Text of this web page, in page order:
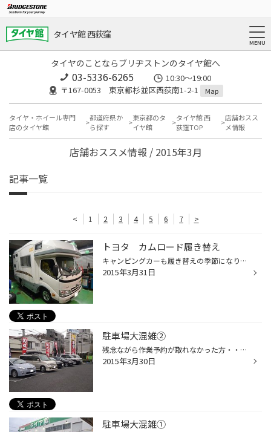
タイヤ館 西荻窪
タイヤのことならブリヂストンのタイヤ館へ
03-5336-6265
10:30～19:00
〒167-0053 東京都杉並区西荻南1-2-1
Map
タイヤ・ホイール専門
店のタイヤ館
都道府県か
ら探す
東京都のタ
イヤ館
タイヤ館 西
荻窪TOP
店舗おスス
メ情報
店舗おススメ情報 / 2015年3月
記事一覧
< 1 2 3 4 5 6 7 >
トヨタ カムロード履き替え
キャンピングカーも履き替えの季節になりました。 キャンピングカーの代名詞と言えばトヨタカムロードです。 乗車定員9名、就寝定員3名のキャンピングカーです。 タイヤサイズは195/70R15。 重量級な車両は、重量級なスタッフの山本氏が担当(笑) キャンピングカーやコースター担当になっています。 ...
2015年3月31日
駐車場大混雑②
残念ながら作業予約が取れなかった方・・・・・。 申し訳ありません。 当日の受付順での作業になります。 ◆近所の方は、受付後、お車を置いて行かれてもOK！作業終わり次第ご連絡致します。 あまりクルマを使用されない方は、愛車の宿泊も可能です。 当日お預かりして翌日の引き取り。 仕事帰りにク...
2015年3月30日
駐車場大混雑①